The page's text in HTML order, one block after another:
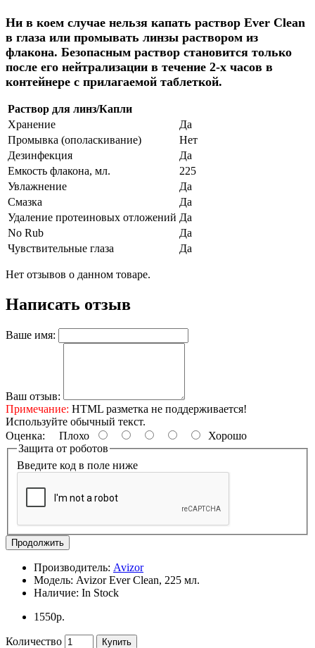
Ни в коем случае нельзя капать раствор Ever Clean
в глаза или промывать линзы раствором из
флакона. Безопасным раствор становится только
после его нейтрализации в течение 2-х часов в
контейнере с прилагаемой таблеткой.
Раствор для линз/Капли
Хранение
Да
Промывка (ополаскивание)
Нет
Дезинфекция
Да
Емкость флакона, мл.
225
Увлажнение
Да
Смазка
Да
Удаление протеиновых отложений Да
No Rub
Да
Чувствительные глаза
Да
Нет отзывов о данном товаре.
Написать отзыв
Ваше имя:
Ваш отзыв:
Примечание: HTML разметка не поддерживается!
Используйте обычный текст.
Оценка: Плохо
Хорошо
Защита от роботов
Введите код в поле ниже
Продолжить
Производитель: Avizor
Модель: Avizor Ever Clean, 225 мл.
Наличие: In Stock
1550р.
Количество Купить